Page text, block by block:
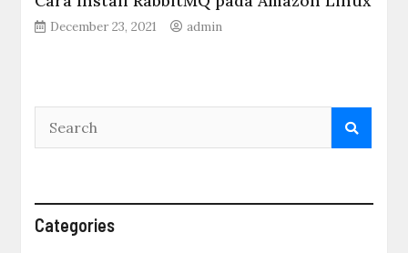
December 23, 2021 admin
Categories